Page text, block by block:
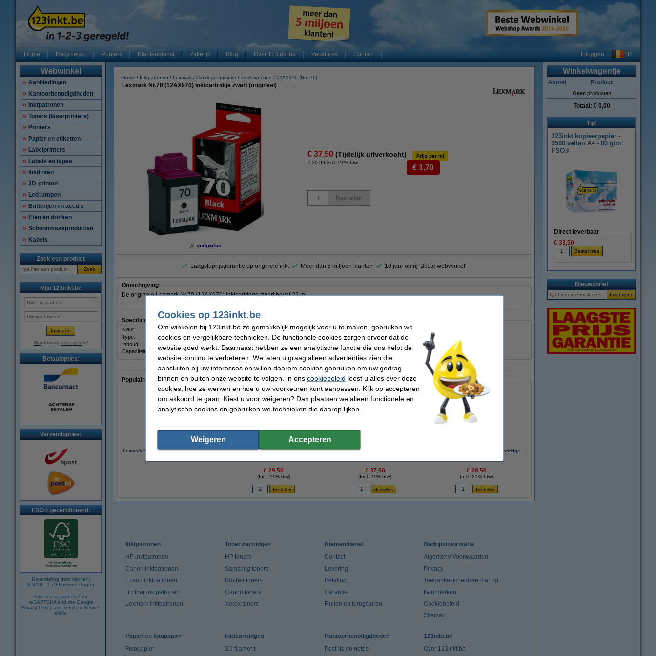
Home Recycleren Printers Klantendienst Zakelijk Blog Over 123inkt.be Vacatures Contact Inloggen FR
Webwinkel
Aanbiedingen
Kantoorbenodigdheden
Inktpatronen
Toners (laserprinters)
Printers
Papier en etiketten
Labelprinters
Labels en tapes
Inktlinten
3D-printen
Led lampen
Batterijen en accu's
Eten en drinken
Schoonmaakproducten
Kabels
Zoek een product
Zoek
Mijn 123inkt.be
Wachtwoord vergeten?
Betaalopties:
Verzendopties:
FSC® gecertificeerd:
Beoordeling door klanten:
8.8/10 - 1.799 beoordelingen
This site is protected by
reCAPTCHA and the Google
Privacy Policy and Terms of Service
apply.
Home Inktpatronen Lexmark Cartridge nummer Zoek op code 12AX970 (No. 70)
Lexmark Nr.70 (12AX970) inktcartridge zwart (origineel)
vergroten
€ 37,50 (Tijdelijk uitverkocht)
€ 30,99 excl. 21% btw
Prijs per ml
€ 1,70
Bestellen
Laagsteprijsgarantie op originele inkt Meer dan 5 miljoen klanten 10 jaar op rij 'Beste webwinkel'
Omschrijving
De originele Lexmark Nr.70 (12AX970) inktcartridge zwart bevat 22 ml.
Specificaties
Kleur: zwart Merk:
Type:
inkjetcartridge EAN-code:
Inhoud:
22 ml Ons artikelnr:
040020
Capaciteit:
± 600 pagina's Nummer: 12AX970E
Populaire artikelen van klanten die dit artikel ook besteld hebben
Lexmark Nr.80 (12A1980) inktcartridge kleur Lexmark Nr.20 (15M0120) inktcartridge kleur
€ 29,50
(Incl. 21% btw)
Lexmark Nr.25 (15M0125) inktcartridge kleur
€ 37,50
(Incl. 21% btw)
Lexmark Nr.20 (15MX120) inktcartridge
€ 28,50
(Incl. 21% btw)
Winkelwagentje
Aantal Product
Geen producten
Totaal: € 0,00
Tip!
123inkt kopieerpapier -
2500 vellen A4 - 80 g/m²
FSC®
Direct leverbaar
€ 33,50
Nieuwsbrief
Inktpatronen
HP inktpatronen
Canon inktpatronen
Epson inktpatronen
Brother inktpatronen
Lexmark inktpatronen
Toner cartridges
HP toners
Samsung toners
Brother toners
Canon toners
Xerox toners
Klantendienst
Contact
Levering
Betaling
Garantie
Ruilen en terugsturen
Bedrijfsinformatie
Algemene Voorwaarden
Privacy
Toegankelijkheidsverklaring
Keurmerken
Cookiebeleid
Sitemap
Papier en fotopapier
Fotopapier
Inktcartridges
3D filament
Kantoorbenodigdheden
Post-its en notes
123inkt.be
Over 123inkt.be
Cookies op 123inkt.be
Om winkelen bij 123inkt.be zo gemakkelijk mogelijk voor u te maken, gebruiken we
cookies en vergelijkbare technieken. De functionele cookies zorgen ervoor dat de
website goed werkt. Daarnaast hebben ze een analytische functie die ons helpt de
website continu te verbeteren. We laten u graag alleen advertenties zien die
aansluiten bij uw interesses en willen daarom cookies gebruiken om uw gedrag
binnen en buiten onze website te volgen. In ons cookiebeleid leest u alles over deze
cookies, hoe ze werken en hoe u uw voorkeuren kunt aanpassen. Klik op accepteren
om akkoord te gaan. Kiest u voor weigeren? Dan plaatsen we alleen functionele en
analytische cookies en gebruiken we technieken die daarop lijken.
Weigeren Accepteren